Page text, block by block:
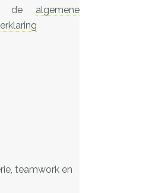
de algemene
teamwork en